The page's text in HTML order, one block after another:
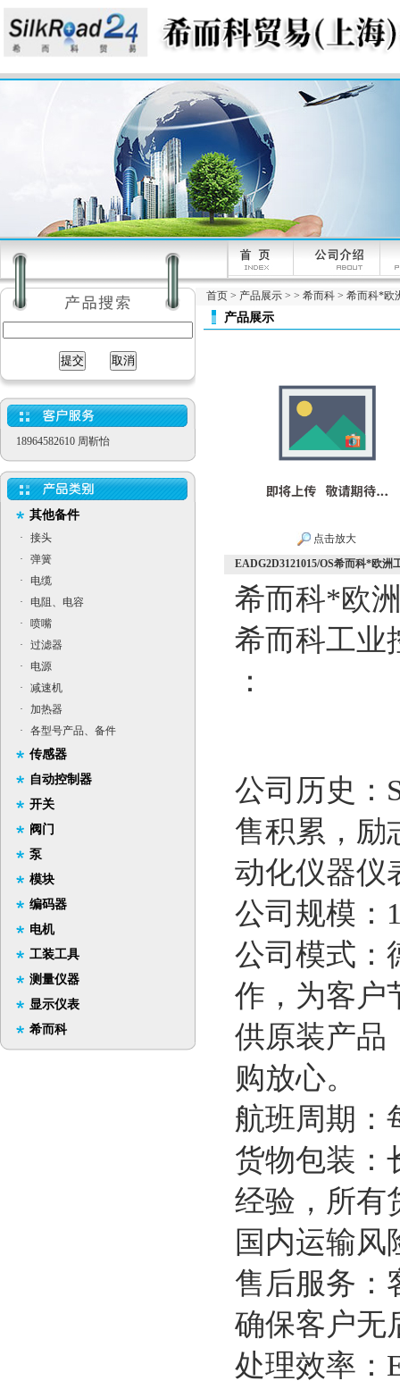
18964582610 周靳怡
其他备件
·
接头
·
弹簧
·
电缆
·
电阻、电容
·
喷嘴
·
过滤器
·
电源
·
减速机
·
加热器
·
各型号产品、备件
传感器
自动控制器
开关
阀门
泵
模块
编码器
电机
工装工具
测量仪器
显示仪表
希而科
首页 > 产品展示 > > 希而科 > 希而科*欧
产品展示
点击放大
EADG2D3121015/OS希而科*欧洲
希而科*欧
希而科工
：
公司历史：
售积累，励
动化仪器仪
公司规模：
公司模式：
作，为客户
供原装产品
购放心。
航班周期：
货物包装：
经验，所有
国内运输风
售后服务：
确保客户无
处理效率：